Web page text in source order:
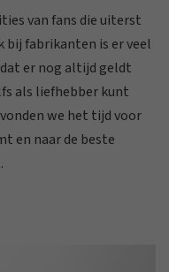
van fans die uiterst
bij fabrikanten is er veel
er nog altijd geldt
als liefhebber kunt
we het tijd voor
en naar de beste